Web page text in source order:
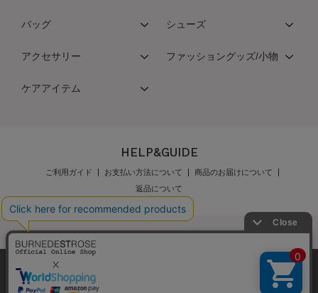
バッグ シューズ
アクセサリー ファッショングッズ/小物
ケアアイテム
HELP&GUIDE
ご利用ガイド お支払い方法について
商品のお届けについて
返品について
メンバーズポイントプログラム規約
特定商取引法に基づく表示
弊社はCookieを利用し、Webの利便性向上に努め
ております。「承諾する」をクリックしていただ